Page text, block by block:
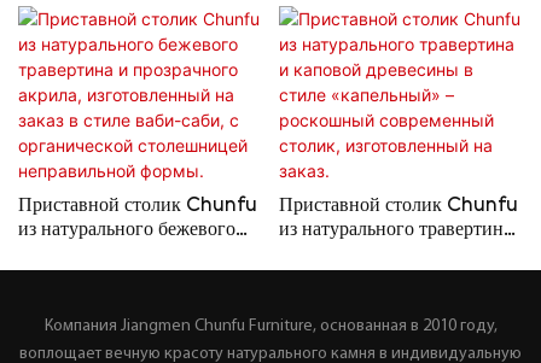
Приставной столик Chunfu
из натурального бежевого
органической столешницей
неправильной формы.
Приставной столик Chunfu
из натурального травертина
изготовленный на заказ.
Компания Jiangmen Chunfu Furniture, основанная в 2010 году,
воплощает вечную красоту натурального камня в индивидуальную